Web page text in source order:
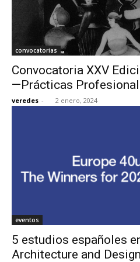
convocatorias
Convocatoria XXV
—Prácticas
veredes - 2 enero, 2024
eventos
5 estudios españoles
Architecture and